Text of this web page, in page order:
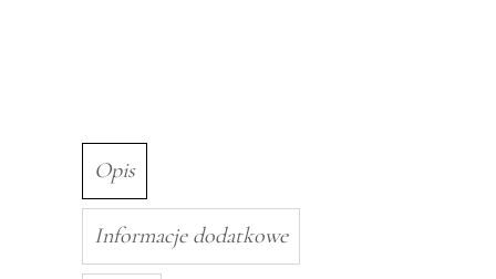
Opis
Informacje dodatkowe